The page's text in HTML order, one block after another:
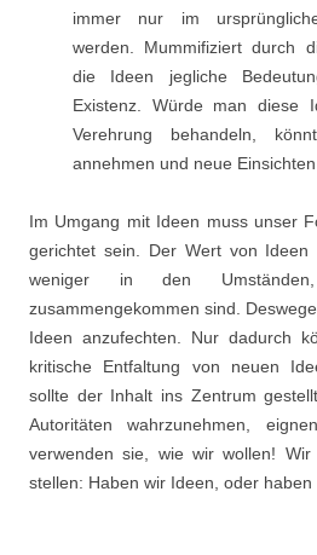
immer nur im
werden. Mummifiziert durch
die Ideen jegliche
Existenz. Würde man diese
Verehrung behandeln,
annehmen und neue Einsichten
Im Umgang mit Ideen muss unser
gerichtet sein. Der Wert von
weniger in den
zusammengekommen sind.
Ideen anzufechten. Nur dadurch
kritische Entfaltung von neuen
sollte der Inhalt ins Zentrum
Autoritäten wahrzunehmen,
verwenden sie, wie wir wollen!
stellen: Haben wir Ideen, oder